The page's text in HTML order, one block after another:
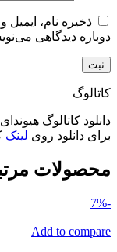
ذخیره نام،
دوباره دیدگاهی
کاتالوگ
دانلود کاتالوگ هیوندای
برای دانلود روی لینک
محصولات
-7%
Add to compare